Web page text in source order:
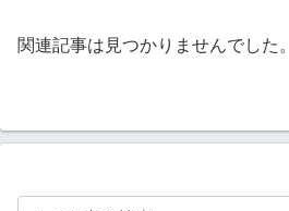
関連記事は見つかりませんでした。